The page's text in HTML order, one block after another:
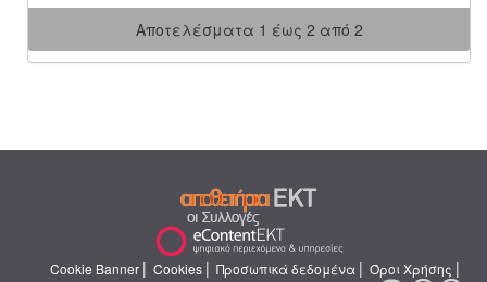
Αποτελέσματα 1 έως 2 από 2
Cookie Banner | Cookies | Προσωπικά δεδομένα | Όροι Χρήσης |